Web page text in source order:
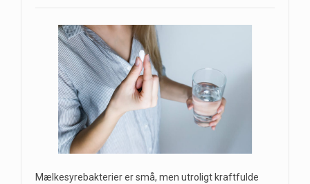
Mælkesyrebakterier er små, men utroligt kraftfulde